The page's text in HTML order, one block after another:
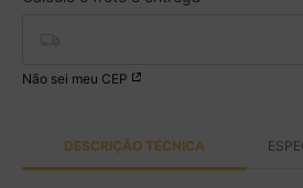
Não sei meu CEP
DESCRIÇÃO TÉCNICA